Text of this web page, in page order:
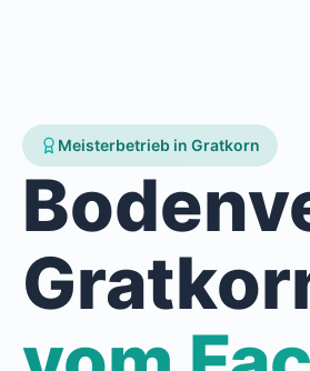
Meisterbetrieb in Gratkorn